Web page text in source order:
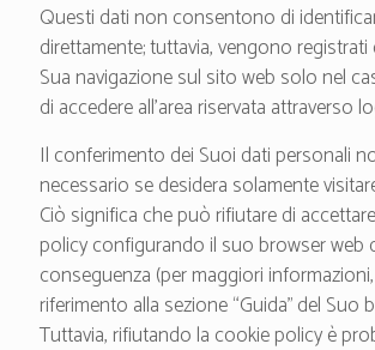
Questi dati non consentono di
direttamente; tuttavia, vengono registrati
Sua navigazione sul sito web solo nel
di accedere all’area riservata attraverso
Il conferimento dei Suoi dati personali
necessario se desidera solamente
Ciò significa che può rifiutare di
policy configurando il suo browser web
conseguenza (per maggiori
riferimento alla sezione “Guida” del Suo
Tuttavia, rifiutando la cookie policy è